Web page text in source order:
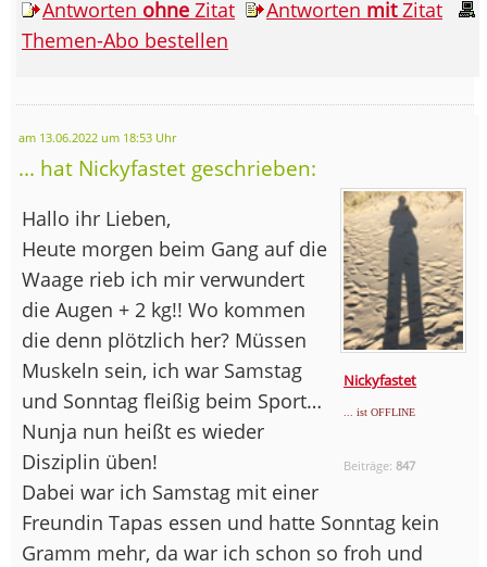
Antworten ohne Zitat Antworten mitZitat
Themen-Abo bestellen
am 13.06.2022 um 18:53 Uhr
... hat Nickyfastet geschrieben:
Nickyfastet
... ist OFFLINE
Beiträge:847
Hallo ihr Lieben,
Heute morgen beim Gang auf die
Waage rieb ich mir verwundert
die Augen + 2 kg!! Wo kommen
die denn plötzlich her? Müssen
Muskeln sein, ich war Samstag
und Sonntag fleißig beim Sport…
Nunja nun heißt es wieder
Disziplin üben!
Dabei war ich Samstag mit einer
Freundin Tapas essen und hatte Sonntag kein
Gramm mehr, da war ich schon so froh und